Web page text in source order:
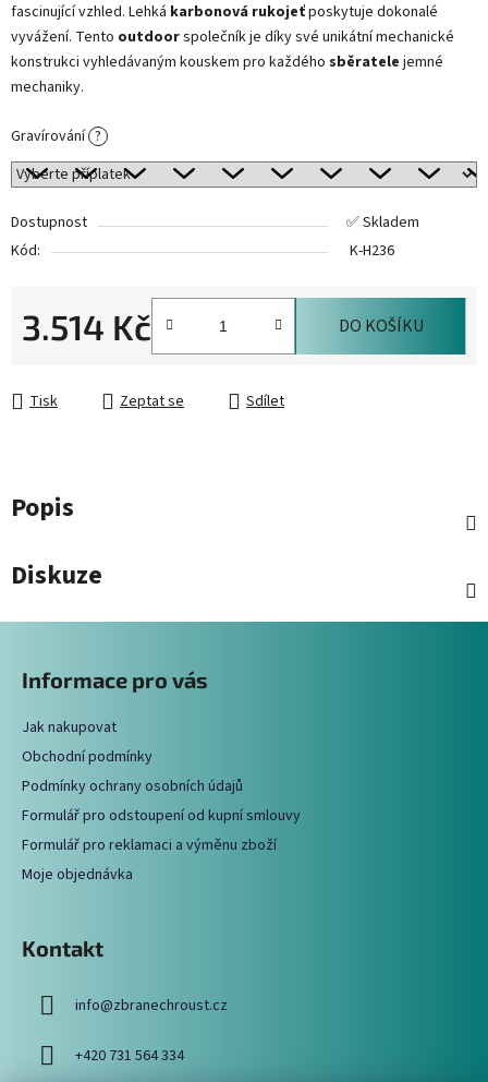
fascinující vzhled. Lehká karbonová rukojeťposkytuje dokonalé
vyvážení. Tento outdoorspolečník je díky své unikátní mechanické
konstrukci vyhledávaným kouskem pro každého sběratele jemné
mechaniky.
Gravírování ?
Dostupnost
✅ Skladem
Kód:
K-H236
3.514 Kč DO KOŠÍKU
Tisk Zeptat se Sdílet
Popis
Diskuze
Informace pro vás
Jak nakupovat
Obchodní podmínky
Podmínky ochrany osobních údajů
Formulář pro odstoupení od kupní smlouvy
Formulář pro reklamaci a výměnu zboží
Moje objednávka
Kontakt
info@zbranechroust.cz
+420 731 564 334